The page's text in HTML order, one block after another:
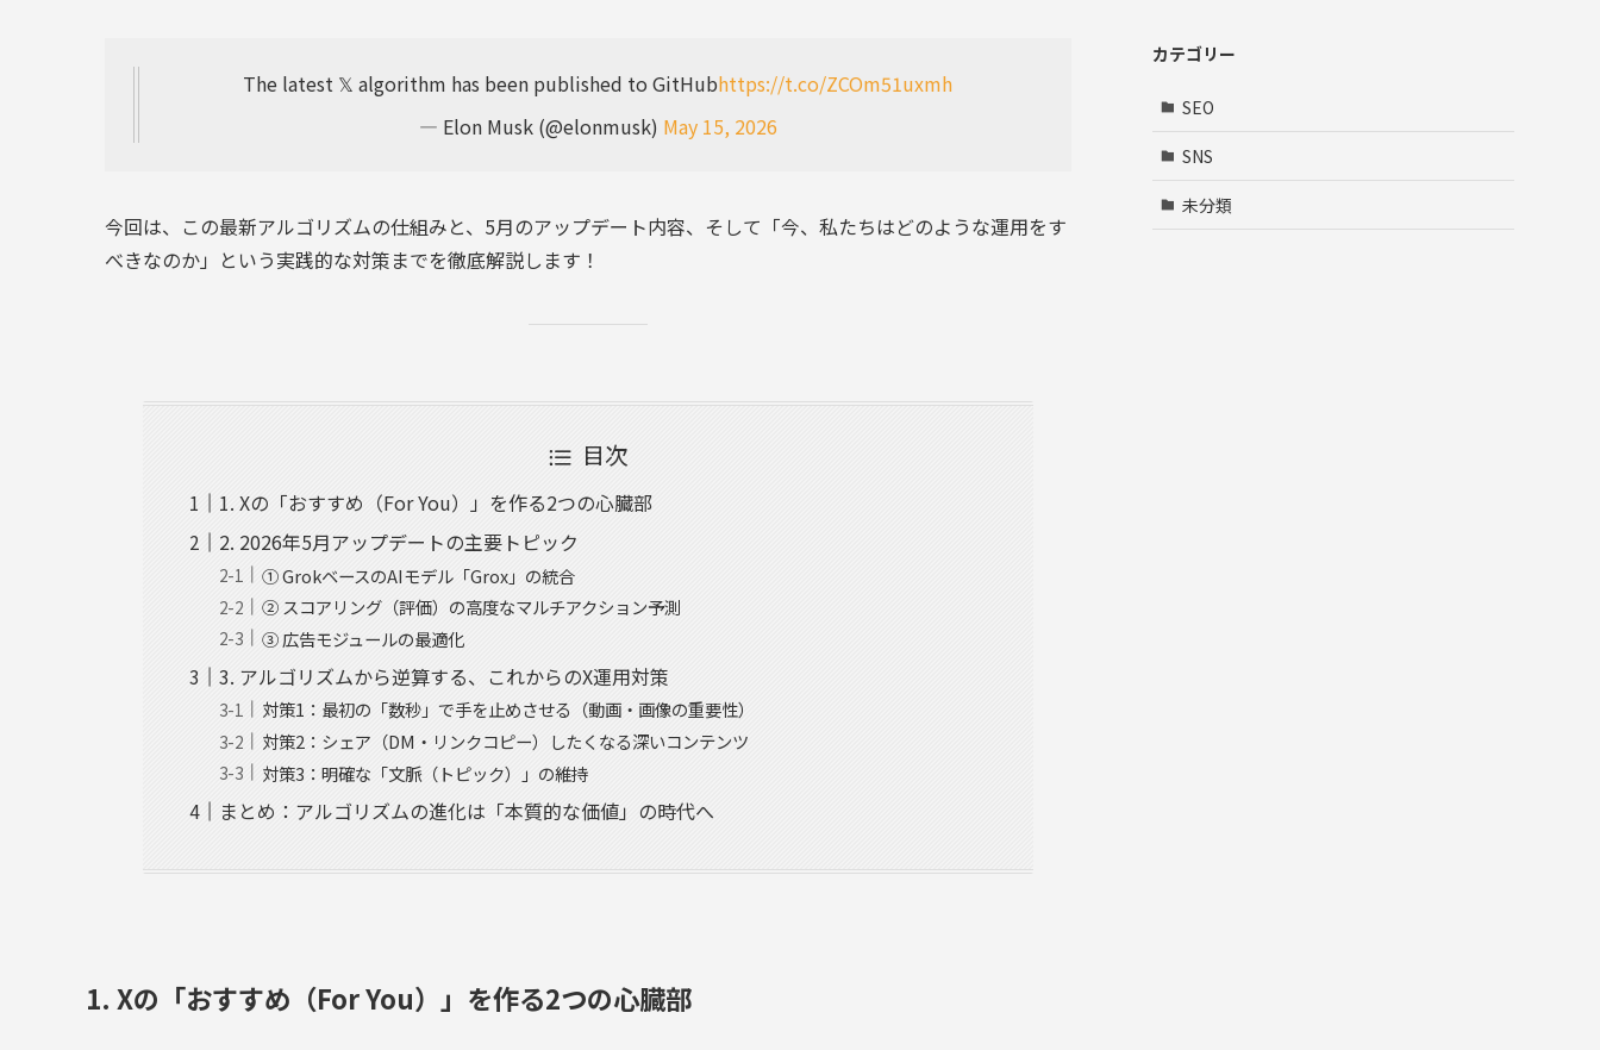
The latest 𝕏 algorithm has been published to GitHubhttps://t.co/ZCOm51uxmh
— Elon Musk (@elonmusk) May 15, 2026
今回は、この最新アルゴリズムの仕組みと、5月のアップデート内容、そして「今、私たちはどのような運用をす
べきなのか」という実践的な対策までを徹底解説します！
目次
1. Xの「おすすめ（For You）」を作る2つの心臓部
2. 2026年5月アップデートの主要トピック
① GrokベースのAIモデル「Grox」の統合
② スコアリング（評価）の高度なマルチアクション予測
③ 広告モジュールの最適化
3. アルゴリズムから逆算する、これからのX運用対策
対策1：最初の「数秒」で手を止めさせる（動画・画像の重要性）
対策2：シェア（DM・リンクコピー）したくなる深いコンテンツ
対策3：明確な「文脈（トピック）」の維持
まとめ：アルゴリズムの進化は「本質的な価値」の時代へ
1. Xの「おすすめ（For You）」を作る2つの心臓部
カテゴリー
SEO
SNS
未分類